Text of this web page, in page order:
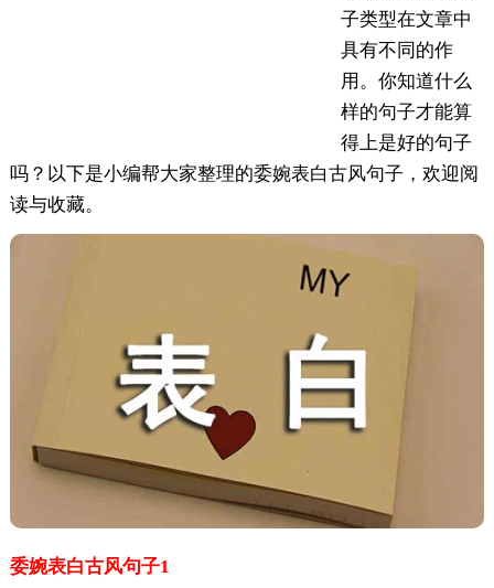
子类型在文章中
具有不同的作
用。你知道什么
样的句子才能算
得上是好的句子
吗？以下是小编帮大家整理的委婉表白古风句子，欢迎阅
读与收藏。
委婉表白古风句子1